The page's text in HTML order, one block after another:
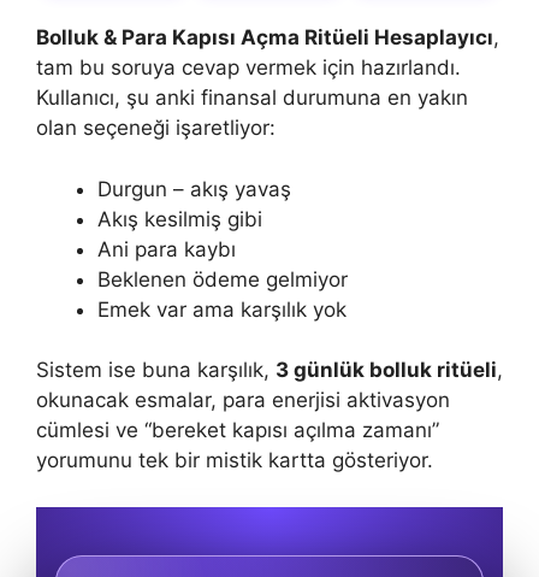
Bolluk & Para Kapısı Açma Ritüeli Hesaplayıcı,
tam bu soruya cevap vermek için hazırlandı.
Kullanıcı, şu anki finansal durumuna en yakın
olan seçeneği işaretliyor:
Durgun – akış yavaş
Akış kesilmiş gibi
Ani para kaybı
Beklenen ödeme gelmiyor
Emek var ama karşılık yok
Sistem ise buna karşılık, 3 günlük bolluk ritüeli,
okunacak esmalar, para enerjisi aktivasyon
cümlesi ve “bereket kapısı açılma zamanı”
yorumunu tek bir mistik kartta gösteriyor.